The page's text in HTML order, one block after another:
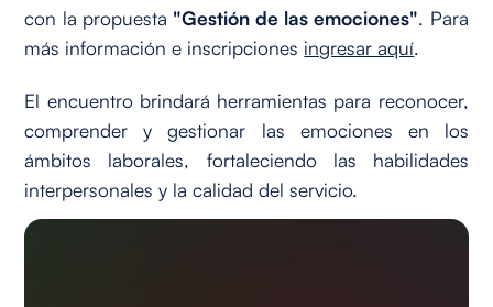
con la propuesta "Gestión de las emociones". Para
más información e inscripciones ingresar aquí.
El encuentro brindará herramientas para reconocer,
comprender y gestionar las emociones en los
ámbitos laborales, fortaleciendo las habilidades
interpersonales y la calidad del servicio.